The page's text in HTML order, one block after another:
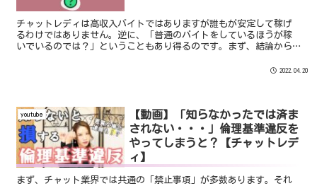
チャットレディは高収入バイトではありますが誰もが安定して稼げ
るわけではありません。逆に、「普通のバイトをしているほうが稼
いでいるのでは？」ということもあり得るのです。まず、結論から
2022.04.20
youtube
【動画】「知らなかったでは済ま
されない・・・」倫理基準違反を
やってしまうと？【チャットレデ
ィ】
まず、チャット業界では共通の「禁止事項」が多数あります。それ